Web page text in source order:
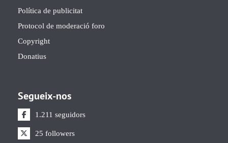
Política de publicitat
Protocol de moderació foro
Copyright
Donatius
Segueix-nos
1.211 seguidors
25 followers